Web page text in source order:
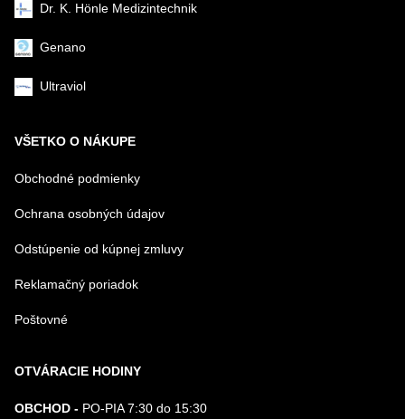
Dr. K. Hönle Medizintechnik
Genano
Ultraviol
VŠETKO O NÁKUPE
Obchodné podmienky
Ochrana osobných údajov
Odstúpenie od kúpnej zmluvy
Reklamačný poriadok
Poštovné
OTVÁRACIE HODINY
OBCHOD - PO-PIA 7:30 do 15:30